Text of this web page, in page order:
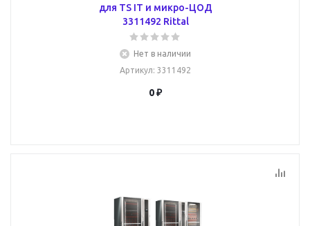
для TS IT и микро-ЦОД
3311492 Rittal
Нет в наличии
Артикул: 3311492
0 ₽